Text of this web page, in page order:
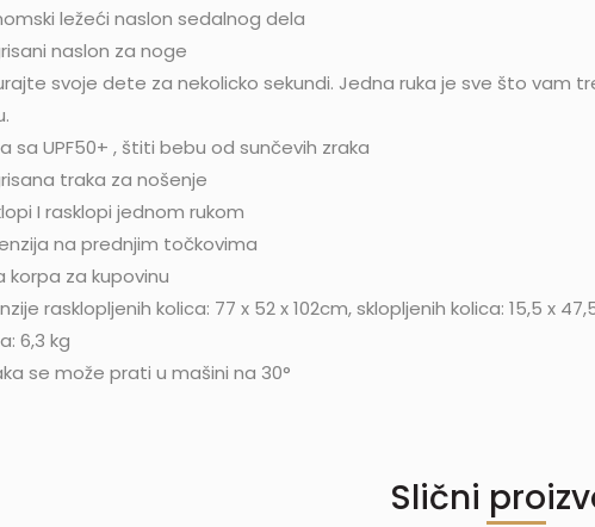
ležeći naslon sedalnog dela
naslon za noge
svoje dete za nekolicko sekundi. Jedna ruka je sve što
sa UPF50+ , štiti bebu od sunčevih zraka
traka za nošenje
I rasklopi jednom rukom
na prednjim točkovima
korpa za kupovinu
rasklopljenih kolica: 77 x 52 x 102cm, sklopljenih kolica: 15,5 x
6,3 kg
se može prati u mašini na 30°
Slični